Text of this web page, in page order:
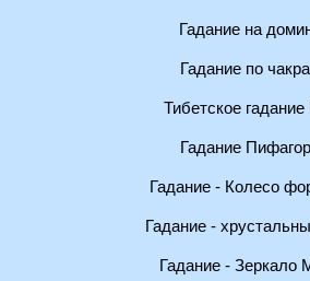
Гадание на
Гадание по
Тибетское
Гадание
Гадание - Колесо
Гадание -
Гадание - Зеркало